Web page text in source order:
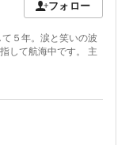
フォロー
５年。涙と笑いの波
して航海中です。 主